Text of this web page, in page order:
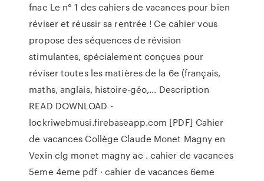
fnac Le n° 1 des cahiers de vacances pour bien
réviser et réussir sa rentrée ! Ce cahier vous
propose des séquences de révision
stimulantes, spécialement conçues pour
réviser toutes les matières de la 6e (français,
maths, anglais, histoire-géo,... Description
READ DOWNLOAD -
lockriwebmusi.firebaseapp.com [PDF] Cahier
de vacances Collège Claude Monet Magny en
Vexin clg monet magny ac . cahier de vacances
5eme 4eme pdf · cahier de vacances 6eme